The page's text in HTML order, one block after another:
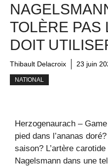
TOLÈRE PAS
DOIT
Thibault Delacroix 23 juin
NATIONAL
Herzogenaurach –
pied dans l’ananas
saison? L’artère
Nagelsmann dans une